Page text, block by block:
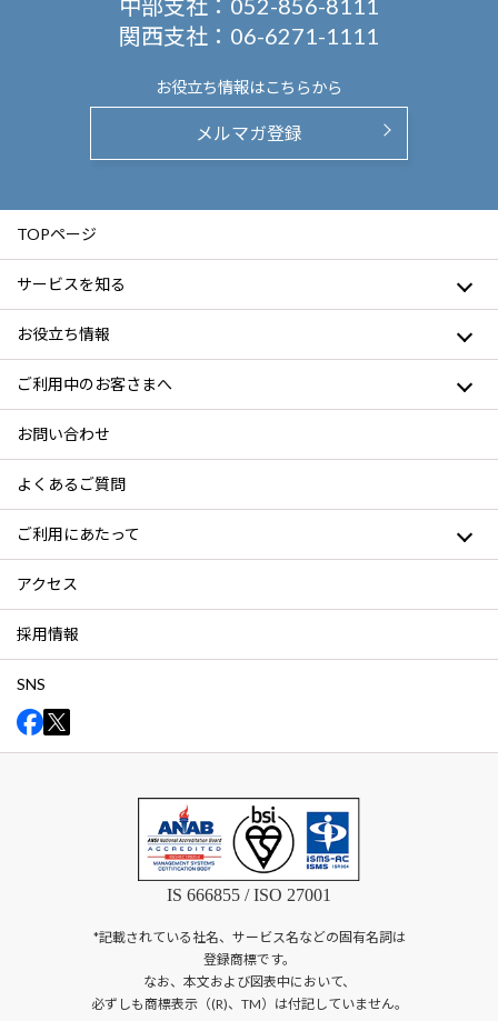
中部支社： 052-856-8111
関西支社： 06-6271-1111
お役立ち情報はこちらから
メルマガ登録
TOPページ
サービスを知る
お役立ち情報
ご利用中のお客さまへ
お問い合わせ
よくあるご質問
ご利用にあたって
アクセス
採用情報
SNS
IS 666855 / ISO 27001
*記載されている社名、サービス名などの固有名詞は
登録商標です。
なお、本文および図表中において、
必ずしも商標表示（(R)、TM）は付記していません。